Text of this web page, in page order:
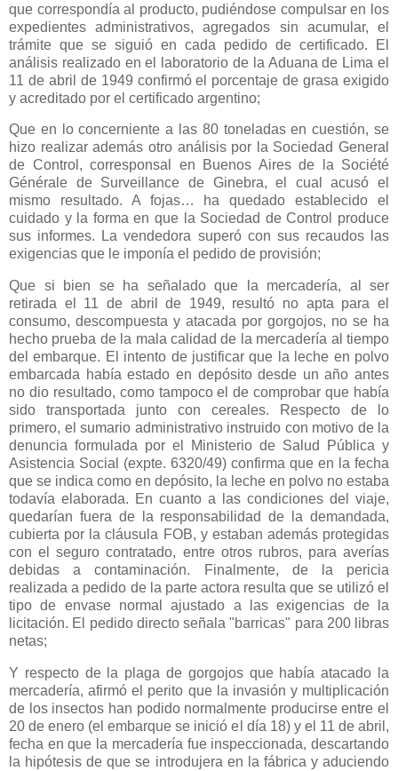
que correspondía al producto, pudiéndose compulsar en los
expedientes administrativos, agregados sin acumular, el
trámite que se siguió en cada pedido de certificado. El
análisis realizado en el laboratorio de la Aduana de Lima el
11 de abril de 1949 confirmó el porcentaje de grasa exigido
y acreditado por el certificado argentino;
Que en lo concerniente a las 80 toneladas en cuestión, se
hizo realizar además otro análisis por la Sociedad General
de Control, corresponsal en Buenos Aires de
la Société
Générale de Surveillance de Ginebra, el cual acusó el
mismo resultado. A fojas… ha quedado establecido el
cuidado y la forma en que la Sociedad de Control produce
sus informes. La vendedora superó con sus recaudos las
exigencias que le imponía el pedido de provisión;
Que si bien se ha señalado que la mercadería, al ser
retirada el 11 de abril de 1949, resultó no apta para el
consumo, descompuesta y atacada por gorgojos, no se ha
hecho prueba de la mala calidad de la mercadería al tiempo
del embarque. El intento de justificar que la leche en polvo
embarcada había estado en depósito desde un año antes
no dio resultado, como tampoco el de comprobar que había
sido transportada junto con cereales. Respecto de lo
primero, el sumario administrativo instruido con motivo de la
denuncia formulada por el Ministerio de Salud Pública y
Asistencia Social (expte. 6320/49) confirma que en la fecha
que se indica como en depósito, la leche en polvo no estaba
todavía elaborada. En cuanto a las condiciones del viaje,
quedarían fuera de la responsabilidad de la demandada,
cubierta por la cláusula FOB, y estaban además protegidas
con el seguro contratado, entre otros rubros, para averías
debidas a contaminación. Finalmente, de la pericia
realizada a pedido de la parte actora resulta que se utilizó el
tipo de envase normal ajustado a las exigencias de la
licitación. El pedido directo señala "barricas" para 200 libras
netas;
Y respecto de la plaga de gorgojos que había atacado la
mercadería, afirmó el perito que la invasión y multiplicación
de los insectos han podido normalmente producirse entre el
20 de enero (el embarque se inició el día 18) y el 11 de abril,
fecha en que la mercadería fue inspeccionada, descartando
la hipótesis de que se introdujera en la fábrica y aduciendo